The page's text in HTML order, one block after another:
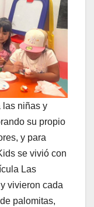
las niñas y
su propio
y para
se vivió con
Las
vivieron cada
palomitas,